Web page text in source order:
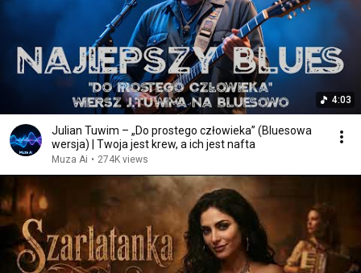
4:03
Julian Tuwim – „Do prostego człowieka” (Bluesowa
wersja) | Twoja jest krew, a ich jest nafta
Muza Ai • 274K views